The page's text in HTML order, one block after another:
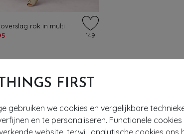
FIRST
gebruiken we cookies en vergelijkbare
en te personaliseren. Functionele
website, terwijl analytische cookies ons
rok in multi
149